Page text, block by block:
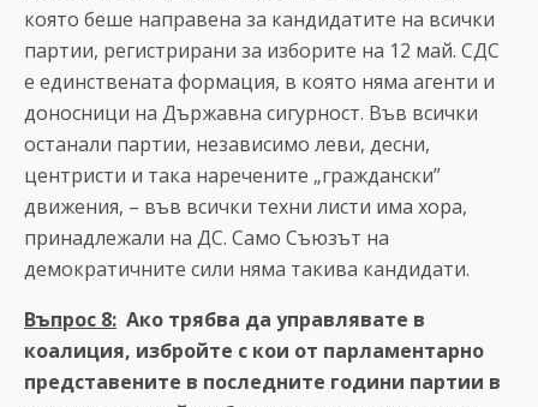
която беше направена за кандидатите на всички
партии, регистрирани за изборите на 12 май. СДС
е единствената формация, в която няма агенти и
доносници на Държавна сигурност. Във всички
останали партии, независимо леви, десни,
центристи и така наречените „граждански”
движения, – във всички техни листи има хора,
принадлежали на ДС. Само Съюзът на
демократичните сили няма такива кандидати.
Въпрос 8: Ако трябва да управлявате в
коалиция, избройте с кои от парламентарно
представените в последните години партии в